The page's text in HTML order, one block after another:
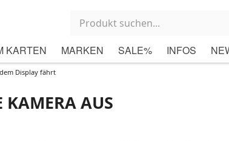
KARTEN MARKEN SALE% INFOS
Display fährt
KAMERA AUS